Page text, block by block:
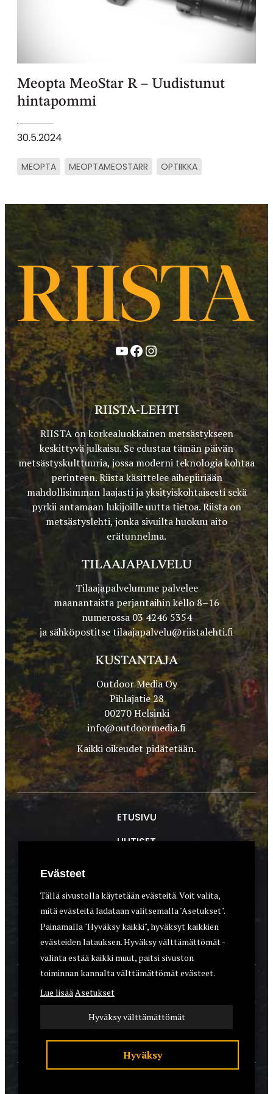
Meopta MeoStar R – Uudistunut
hintapommi
30.5.2024
MEOPTA MEOPTAMEOSTARR OPTIIKKA
YouTube
Facebook
Instagram
RIISTA-LEHTI
RIISTA on korkealuokkainen metsästykseen
keskittyvä julkaisu. Se edustaa tämän päivän
metsästyskulttuuria, jossa moderni teknologia kohtaa
perinteen. Riista käsittelee aihepiiriään
mahdollisimman laajasti ja yksityiskohtaisesti sekä
pyrkii antamaan lukijoille uutta tietoa. Riista on
metsästyslehti, jonka sivuilta huokuu aito
erätunnelma.
TILAAJAPALVELU
Tilaajapalvelumme palvelee
maanantaista perjantaihin kello 8–16
numerossa 03 4246 5354
ja sähköpostitsetilaajapalvelu@riistalehti.fi
KUSTANTAJA
Outdoor Media Oy
Pihlajatie 28
00270 Helsinki
info@outdoormedia.fi
Kaikki oikeudet pidätetään.
ETUSIVU
UUTISET
ASEET & OPTIIKKA
VARUSTEET
KOIRAT
YHTEYSTIEDOT
REKISTERISELOSTE
EVÄSTEET
Evästeet
Tällä sivustolla käytetään evästeitä. Voit valita,
mitä evästeitä ladataan valitsemalla "Asetukset".
Painamalla "Hyväksy kaikki", hyväksyt kaikkien
evästeiden latauksen. Hyväksy välttämättömät -
valinta estää kaikki muut, paitsi sivuston
toiminnan kannalta välttämättömät evästeet.
Lue lisääAsetukset
Hyväksy välttämättömät
Hyväksy